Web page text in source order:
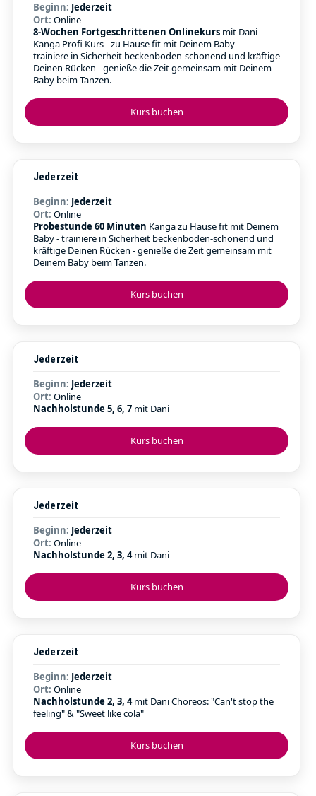
Kurs buchen
Beginn: Jederzeit
Ort: Online
8-Wochen Fortgeschrittenen Onlinekurs mit Dani ---
Kanga Profi Kurs - zu Hause fit mit Deinem Baby ---
trainiere in Sicherheit beckenboden-schonend und kräftige
Deinen Rücken - genieße die Zeit gemeinsam mit Deinem
Baby beim Tanzen.
Kurs buchen
Jederzeit
Beginn: Jederzeit
Ort: Online
Probestunde 60 Minuten Kanga zu Hause fit mit Deinem
Baby - trainiere in Sicherheit beckenboden-schonend und
kräftige Deinen Rücken - genieße die Zeit gemeinsam mit
Deinem Baby beim Tanzen.
Kurs buchen
Jederzeit
Beginn: Jederzeit
Ort: Online
Nachholstunde 5, 6, 7 mit Dani
Kurs buchen
Jederzeit
Beginn: Jederzeit
Ort: Online
Nachholstunde 2, 3, 4mit Dani
Kurs buchen
Jederzeit
Beginn: Jederzeit
Ort: Online
Nachholstunde 2, 3, 4mit Dani Choreos: "Can't stop the
feeling" & "Sweet like cola"